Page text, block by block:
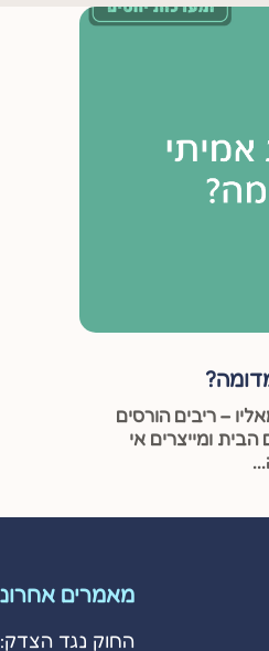
– ריבים הורסים
ומייצרים אי
מאמרים
החוק נגד